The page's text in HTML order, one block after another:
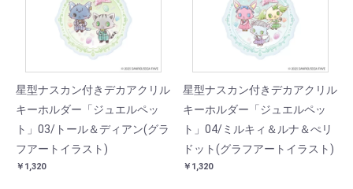
星型ナスカン付きデカアクリル
キーホルダー「ジュエルペッ
ト」03/トール＆ディアン(グラ
フアートイラスト)
￥1,320
星型ナスカン付きデカアクリル
キーホルダー「ジュエルペッ
ト」04/ミルキィ＆ルナ＆ぺリ
ドット(グラフアートイラスト)
￥1,320